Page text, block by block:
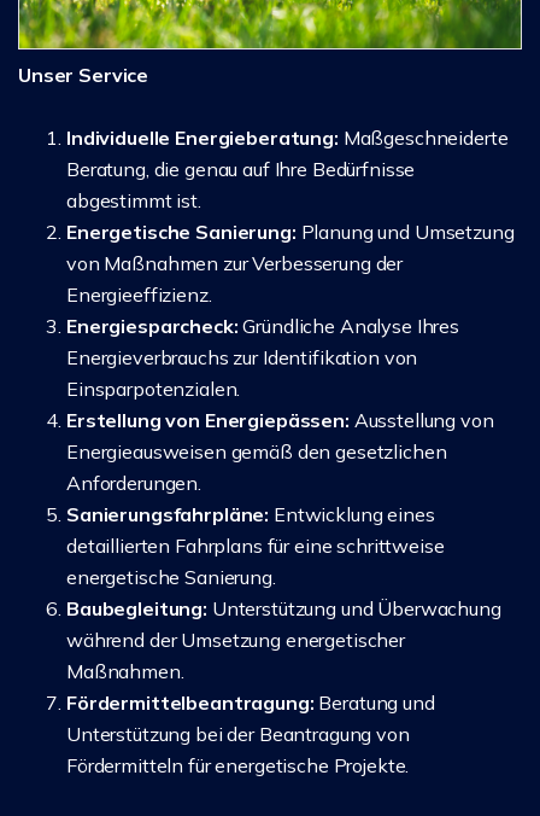
Unser Service
Individuelle Energieberatung: Maßgeschneiderte
Beratung, die genau auf Ihre Bedürfnisse
abgestimmt ist.
Energetische Sanierung: Planung und Umsetzung
von Maßnahmen zur Verbesserung der
Energieeffizienz.
Energiesparcheck: Gründliche Analyse Ihres
Energieverbrauchs zur Identifikation von
Einsparpotenzialen.
Erstellung von Energiepässen: Ausstellung von
Energieausweisen gemäß den gesetzlichen
Anforderungen.
Sanierungsfahrpläne: Entwicklung eines
detaillierten Fahrplans für eine schrittweise
energetische Sanierung.
Baubegleitung: Unterstützung und Überwachung
während der Umsetzung energetischer
Maßnahmen.
Fördermittelbeantragung: Beratung und
Unterstützung bei der Beantragung von
Fördermitteln für energetische Projekte.